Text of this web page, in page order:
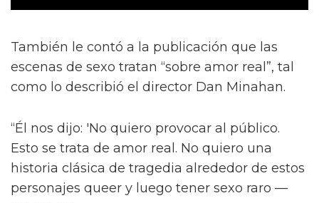
También le contó a la publicación que las
escenas de sexo tratan “sobre amor real”, tal
como lo describió el director Dan Minahan.
“Él nos dijo: 'No quiero provocar al público.
Esto se trata de amor real. No quiero una
historia clásica de tragedia alrededor de estos
personajes queer y luego tener sexo raro —